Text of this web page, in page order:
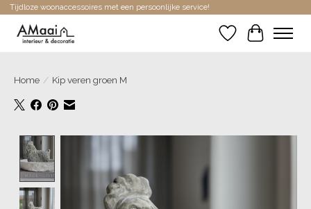
Tijdloze woonaccessoires met een persoonlijke service!
Verlanglijst
Home / Kip veren groen M